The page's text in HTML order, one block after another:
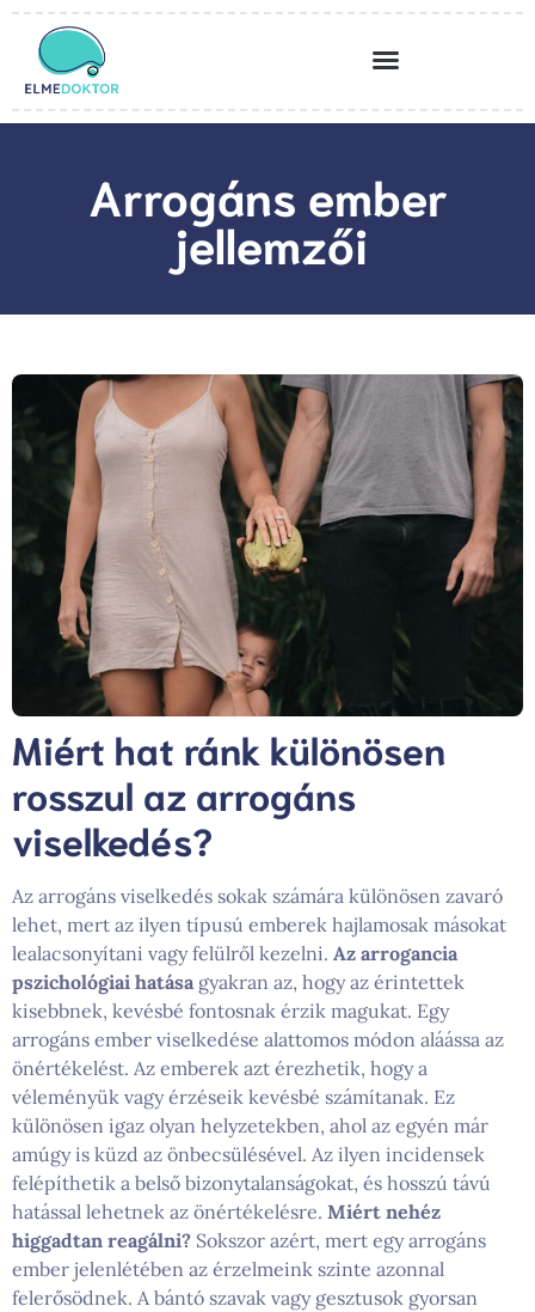
Arrogáns ember
jellemzői
Miért hat ránk különösen
rosszul az arrogáns
viselkedés?
Az arrogáns viselkedés sokak számára különösen zavaró
lehet, mert az ilyen típusú emberek hajlamosak másokat
lealacsonyítani vagy felülről kezelni. Az arrogancia
pszichológiai hatása gyakran az, hogy az érintettek
kisebbnek, kevésbé fontosnak érzik magukat. Egy
arrogáns ember viselkedése alattomos módon aláássa az
önértékelést. Az emberek azt érezhetik, hogy a
véleményük vagy érzéseik kevésbé számítanak. Ez
különösen igaz olyan helyzetekben, ahol az egyén már
amúgy is küzd az önbecsülésével. Az ilyen incidensek
felépíthetik a belső bizonytalanságokat, és hosszú távú
hatással lehetnek az önértékelésre. Miért nehéz
higgadtan reagálni? Sokszor azért, mert egy arrogáns
ember jelenlétében az érzelmeink szinte azonnal
felerősödnek. A bántó szavak vagy gesztusok gyorsan